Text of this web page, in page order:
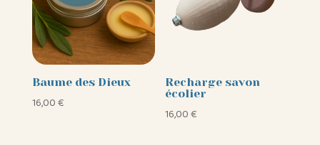
Baume des Dieux
16,00€
Recharge savon
écolier
16,00€